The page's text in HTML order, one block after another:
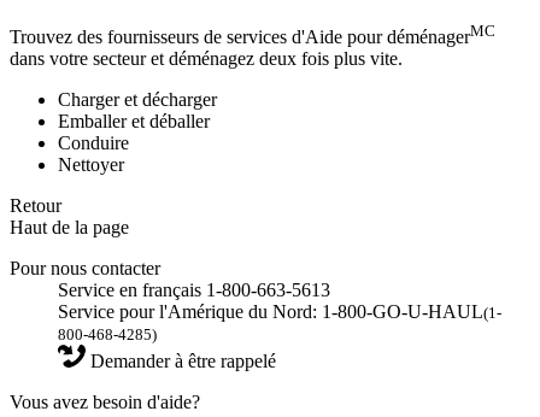
Trouvez des fournisseurs de services d'Aide pour déménagerMC
dans votre secteur et déménagez deux fois plus vite.
Charger et décharger
Emballer et déballer
Conduire
Nettoyer
Retour
Haut de la page
Pour nous contacter
Service en français 1-800-663-5613
Service pour l'Amérique du Nord: 1-800-GO-U-HAUL(1-
800-468-4285)
Demander à être rappelé
Vous avez besoin d'aide?